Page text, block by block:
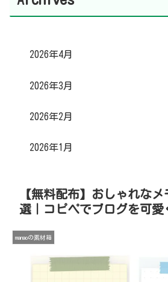
2026年4月
2026年3月
2026年2月
2026年1月
【無料配布】おしゃれな
選｜コピペでブログを可愛
manaoの素材箱